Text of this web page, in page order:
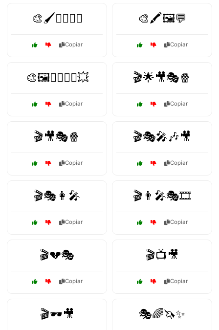
🎨🖌️🦸‍♂️🦸‍♀️
Copiar
🎨🖍️🖼️💬
Copiar
🎨🖼️🦸‍♂️🦸‍♀️💥
Copiar
🎬🌟🎥🎭🍿
Copiar
🎬🎥🎭🍿
Copiar
🎬🎭🎤🎶🎥
Copiar
🎬🎭👩‍🎤
Copiar
🎬👨‍🎤🎭🎞️
Copiar
🎬💔🎭
Copiar
🎬📺🎥
Copiar
🎬🕶️🎥 🎭🌈🦄✨